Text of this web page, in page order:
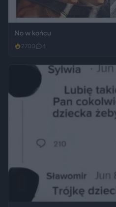
No w końcu
2700 4